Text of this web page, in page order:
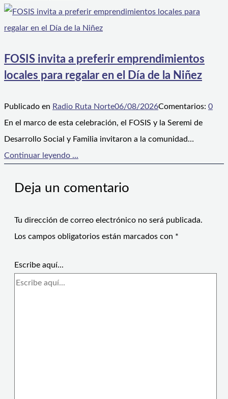
FOSIS invita a preferir emprendimientos
locales para regalar en el Día de la Niñez
Publicado en Radio Ruta Norte06/08/2026Comentarios: 0
En el marco de esta celebración, el FOSIS y la Seremi de
Desarrollo Social y Familia invitaron a la comunidad…
Continuar leyendo ...
Deja un comentario
Tu dirección de correo electrónico no será publicada.
Los campos obligatorios están marcados con *
Escribe aquí...